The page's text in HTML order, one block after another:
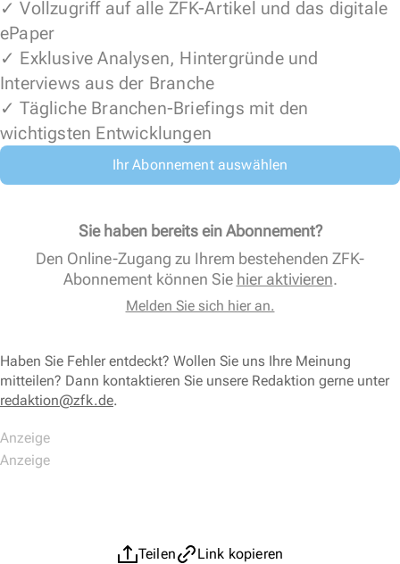
✓ Vollzugriff auf alle ZFK-Artikel und das digitale
ePaper
✓ Exklusive Analysen, Hintergründe und
Interviews aus der Branche
✓ Tägliche Branchen-Briefings mit den
wichtigsten Entwicklungen
Ihr Abonnement auswählen
Sie haben bereits ein Abonnement?
Den Online-Zugang zu Ihrem bestehenden ZFK-
Abonnement können Sie hier aktivieren.
Melden Sie sich hier an.
Haben Sie Fehler entdeckt? Wollen Sie uns Ihre Meinung
mitteilen? Dann kontaktieren Sie unsere Redaktion gerne unter
redaktion@zfk.de.
Teilen
Link kopieren